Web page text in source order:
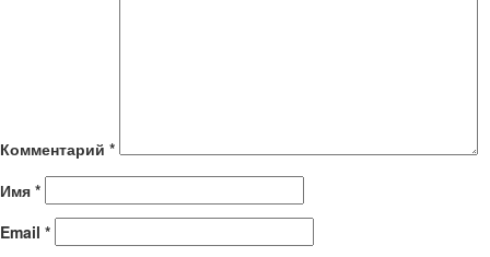
Комментарий *
Имя *
Email *